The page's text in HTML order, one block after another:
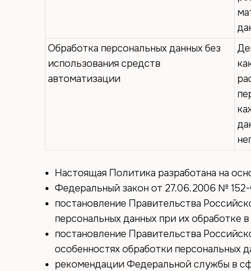
Обработка персональных данных без
использования средств
автоматизации
Настоящая Политика разработана на
Федеральный закон от 27.06.2006 №
постановление Правительства
персональных данных при их обработке
постановление Правительства
особенностях обработки персональных
рекомендации Федеральной службы в